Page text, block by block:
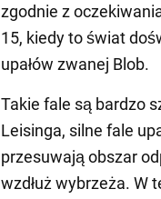
zgodnie z
15, kiedy to świat
upałów zwanej Blob.
Takie fale są bardzo
Leisinga, silne fale
przesuwają obszar
wzdłuż wybrzeża. W